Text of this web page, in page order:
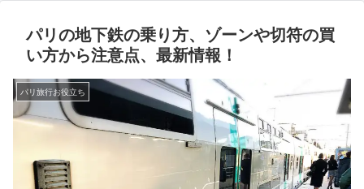
パリの地下鉄の乗り方、ゾーンや切符の買
い方から注意点、最新情報！
パリ旅行お役立ち